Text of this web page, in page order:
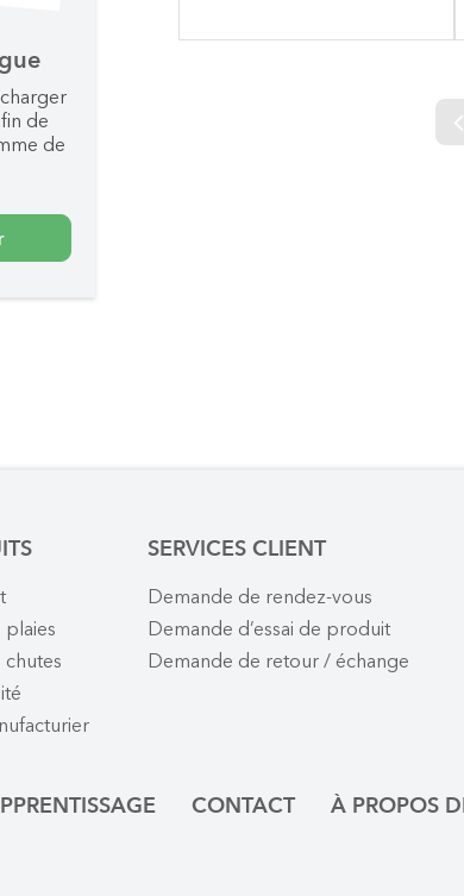
de
de
plaies
chutes
SERVICES CLIENT
Demande de rendez-vous
Demande d’essai de produit
Demande de retour / échange
CONTACT À PROPOS